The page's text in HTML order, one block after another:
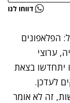
דווחו לנו
הפלאפונים
ערוצי
יתחדשו בצאת
לעדכן.
זה לא אומר